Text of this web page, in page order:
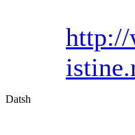
Datsh